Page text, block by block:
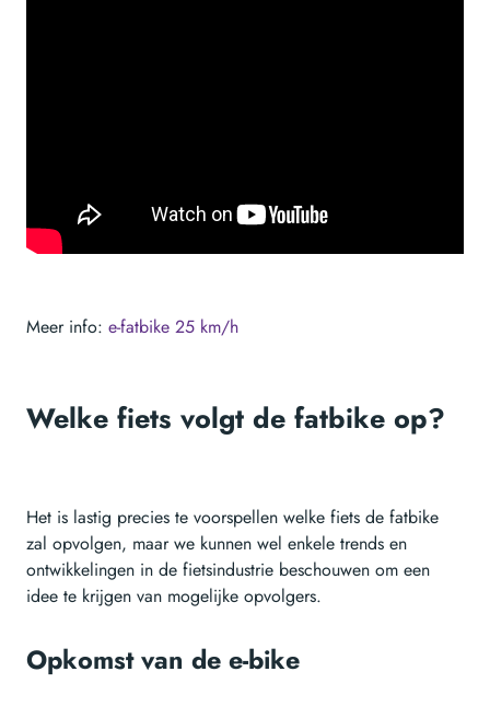
Meer info: e-fatbike 25 km/h
Welke fiets volgt de fatbike op?
Het is lastig precies te voorspellen welke fiets de fatbike
zal opvolgen, maar we kunnen wel enkele trends en
ontwikkelingen in de fietsindustrie beschouwen om een
idee te krijgen van mogelijke opvolgers.
Opkomst van de e-bike